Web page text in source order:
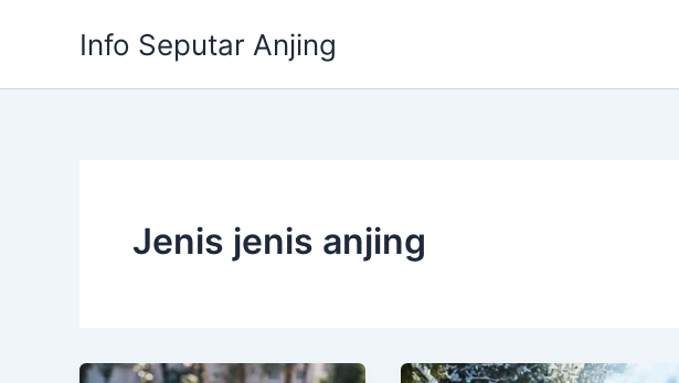
Info Seputar Anjing
Jenis jenis anjing